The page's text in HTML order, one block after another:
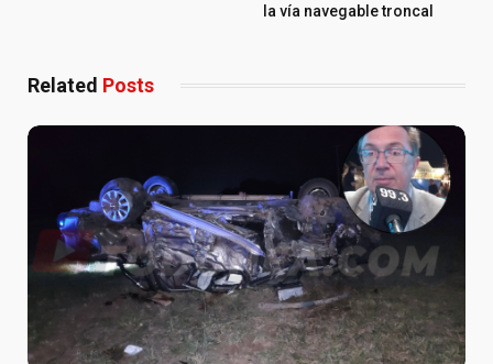
la vía navegable troncal
Related Posts